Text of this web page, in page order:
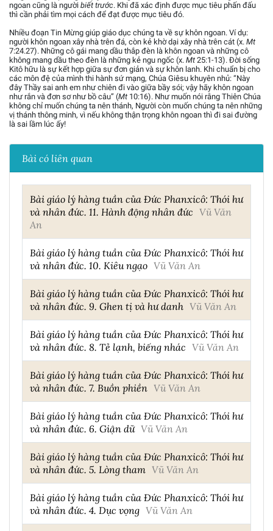
ngoan cũng là người biết trước. Khi đã xác định được mục tiêu phấn đấu
thì cần phải tìm mọi cách để đạt được mục tiêu đó.
Nhiều đoạn Tin Mừng giúp giáo dục chúng ta về sự khôn ngoan. Ví dụ:
người khôn ngoan xây nhà trên đá, còn kẻ khờ dại xây nhà trên cát (x. Mt
7:24.27). Những cô gái mang dầu thắp đèn là khôn ngoan và những cô
không mang dầu theo đèn là những kẻ ngu ngốc (x. Mt 25:1-13). Đời sống
Kitô hữu là sự kết hợp giữa sự đơn giản và sự khôn lanh. Khi chuẩn bị cho
các môn đệ của mình thi hành sứ mạng, Chúa Giêsu khuyên nhủ: “Này
đây Thầy sai anh em như chiên đi vào giữa bầy sói; vậy hãy khôn ngoan
như rắn và đơn sơ như bồ câu” (Mt 10:16). Như muốn nói rằng Thiên Chúa
không chỉ muốn chúng ta nên thánh, Người còn muốn chúng ta nên những
vị thánh thông minh, vì nếu không thận trọng khôn ngoan thì đi sai đường
là sai lầm lúc ấy!
Bài có liên quan
Bài giáo lý hàng tuần của Đức Phanxicô: Thói hư
và nhân đức. 11. Hành động nhân đức Vũ Văn
An
Bài giáo lý hàng tuần của Đức Phanxicô: Thói hư
và nhân đức. 10. Kiêu ngạo Vũ Văn An
Bài giáo lý hàng tuần của Đức Phanxicô: Thói hư
và nhân đức. 9. Ghen tị và hư danh Vũ Văn An
Bài giáo lý hàng tuần của Đức Phanxicô: Thói hư
và nhân đức. 8. Tẻ lạnh, biếng nhác Vũ Văn An
Bài giáo lý hàng tuần của Đức Phanxicô: Thói hư
và nhân đức. 7. Buồn phiền Vũ Văn An
Bài giáo lý hàng tuần của Đức Phanxicô: Thói hư
và nhân đức. 6. Giận dữ Vũ Văn An
Bài giáo lý hàng tuần của Đức Phanxicô: Thói hư
và nhân đức. 5. Lòng tham Vũ Văn An
Bài giáo lý hàng tuần của Đức Phanxicô: Thói hư
và nhân đức. 4. Dục vọng Vũ Văn An